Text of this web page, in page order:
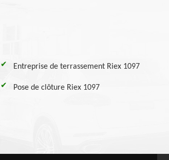
Entreprise de terrassement Riex 1097
Pose de clôture Riex 1097